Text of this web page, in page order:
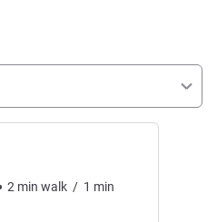
2 min walk / 1 min